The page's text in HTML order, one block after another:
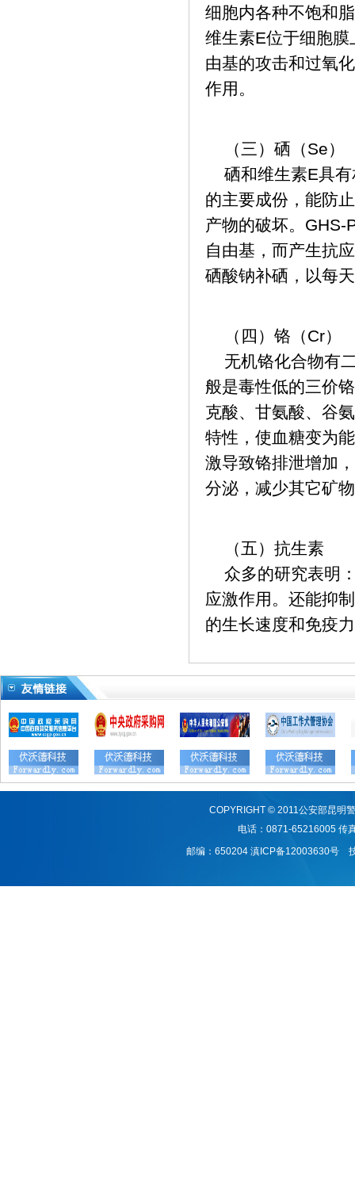
细胞内各种不饱和
维生素E位于细胞
由基的攻击和过氧
作用。
（三）硒（Se）
硒和维生素E具有
的主要成份，能防
产物的破坏。GHS-
自由基，而产生抗
硒酸钠补硒，以每
（四）铬（Cr）
无机铬化合物有
般是毒性低的三价
克酸、甘氨酸、谷
特性，使血糖变为
激导致铬排泄增加
分泌，减少其它矿
（五）抗生素
众多的研究表明
应激作用。还能抑
的生长速度和免疫
COPYRIGHT © 2011公安部昆明
电话：0871-65216005 传
邮编：650204 滇ICP备12003630号技